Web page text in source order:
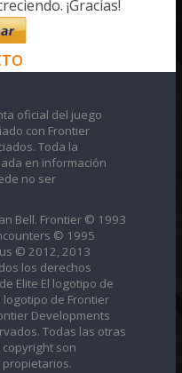
¡Gracias!
oficial del juego
con Frontier
Toda la
en información
no ser
Bell. Frontier © 1993
© 1995
© 2012, 2013
los derechos
Elite El logotipo de
logotipo de Frontier
Developments
Todas las otras
son